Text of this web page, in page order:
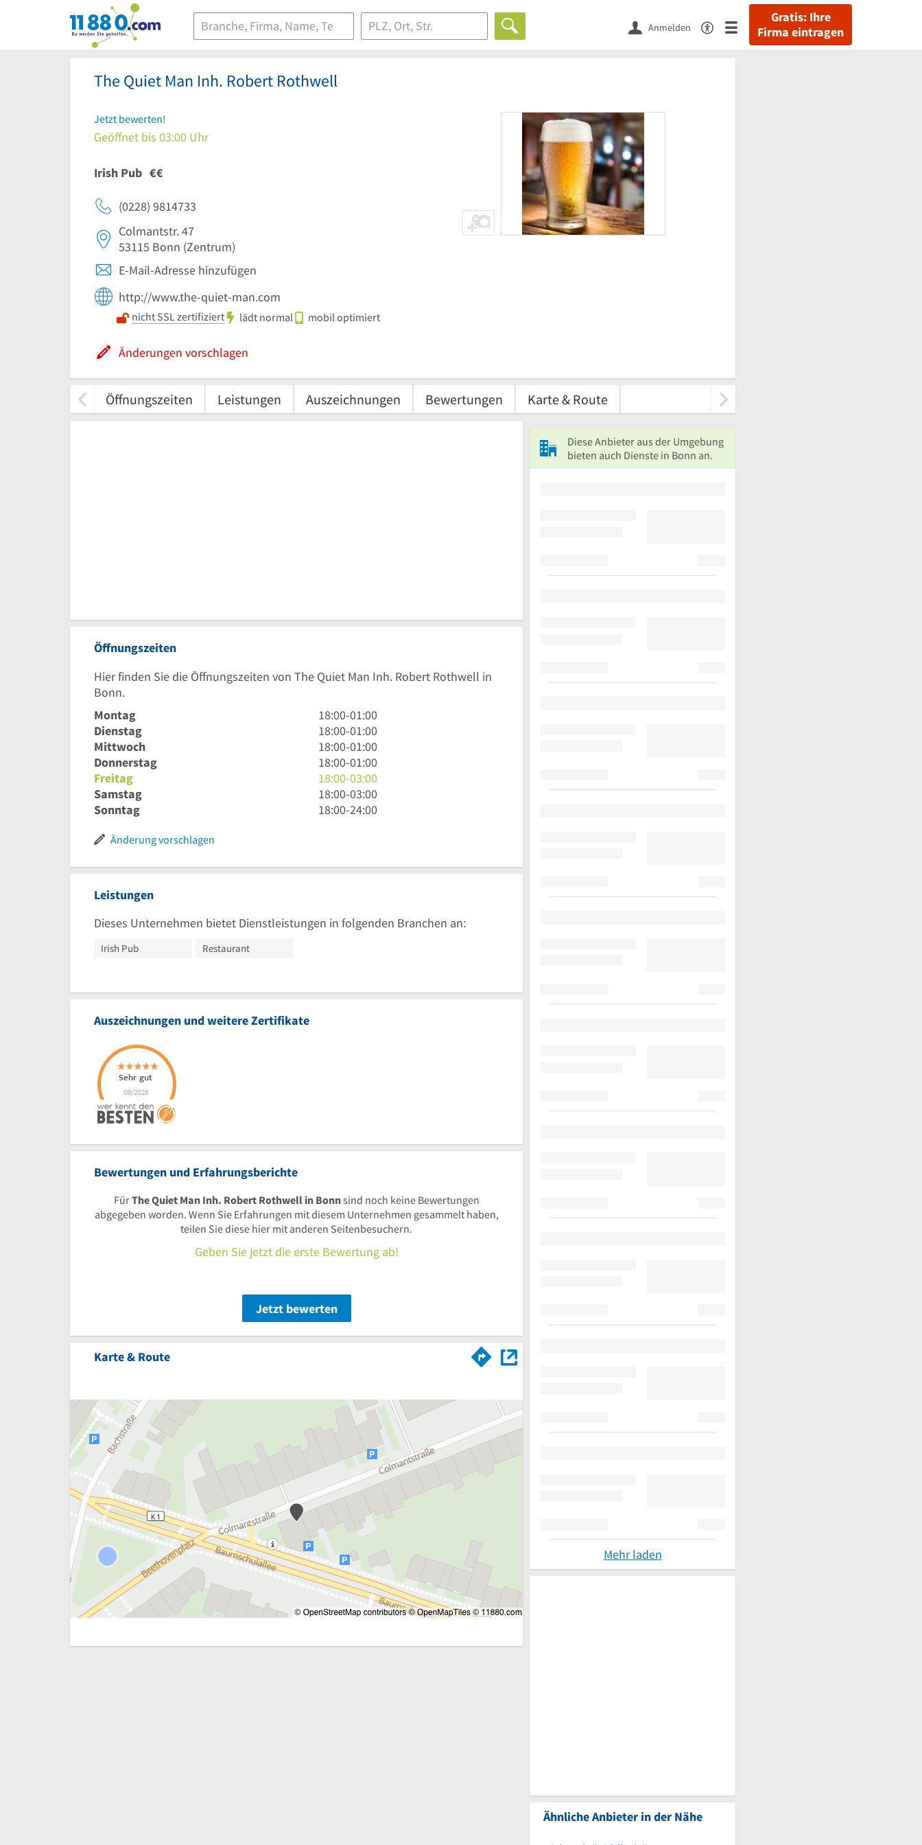
11880.com
Gratis: Ihre
Firma eintragen
Anmelden
The Quiet Man Inh. Robert Rothwell
Jetzt bewerten!
Geöffnet bis 03:00 Uhr
Irish Pub €€
(0228) 9814733
Colmantstr. 47
53115 Bonn (Zentrum)
E-Mail-Adresse hinzufügen
http://www.the-quiet-man.com
nicht SSL zertifiziert lädt normal mobil optimiert
Änderungen vorschlagen
Öffnungszeiten Leistungen Auszeichnungen Bewertungen Karte & Route
Öffnungszeiten
Hier finden Sie die Öffnungszeiten von The Quiet Man Inh. Robert Rothwell in
Bonn.
Montag
18
Uhr
bis
1
Uhr
18:00-01:00
Dienstag
18
Uhr
bis
1
Uhr
18:00-01:00
Mittwoch
18
Uhr
bis
1
Uhr
18:00-01:00
Donnerstag
18
Uhr
bis
1
18:00-01:00
Freitag
18
Uhr
bis
18:00-03:00
Samstag
18
Uhr
18:00-03:00
Sonntag
18
Uhr
18:00-24:00
Änderung vorschlagen
Leistungen
Dieses Unternehmen bietet Dienstleistungen in folgenden Branchen an:
Irish Pub Restaurant
Auszeichnungen und weitere Zertifikate
Bewertungen und Erfahrungsberichte
FürThe Quiet Man Inh. Robert Rothwell in Bonnsind noch keine Bewertungen
abgegeben worden. Wenn Sie Erfahrungen mit diesem Unternehmen gesammelt haben,
teilen Sie diese hier mit anderen Seitenbesuchern.
Geben Sie jetzt die erste Bewertung ab!
Jetzt bewerten
Karte & Route
Diese Anbieter aus der Umgebung
bieten auch Dienste in Bonn an.
Mehr laden
Ähnliche Anbieter in der Nähe